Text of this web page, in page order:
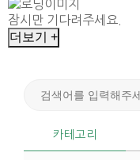
잠시만 기다려주세요.
더보기 +
카테고리